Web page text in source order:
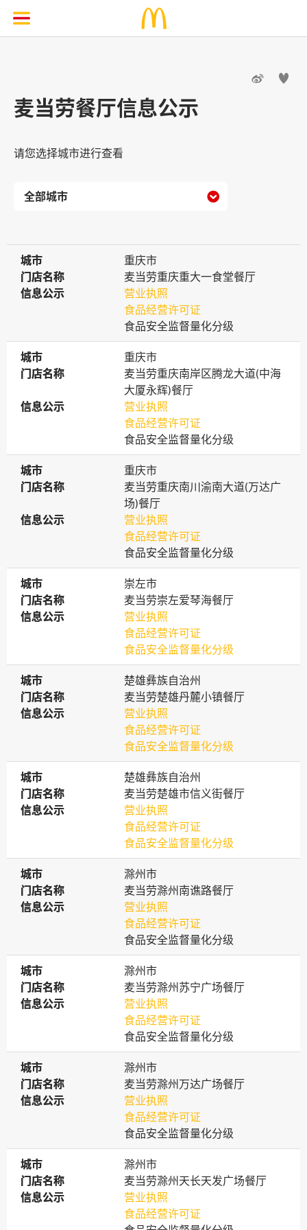
 
麦当劳餐厅信息公示
请您选择城市进行查看

城市
城市
重庆市
门店名称
门店名称
麦当劳重庆重大一食堂餐厅
信息公示
信息公示
营业执照
食品经营许可证
食品安全监督量化分级
城市
城市
重庆市
门店名称
门店名称
麦当劳重庆南岸区腾龙大道(中海
大厦永辉)餐厅
信息公示
信息公示
营业执照
食品经营许可证
食品安全监督量化分级
城市
城市
重庆市
门店名称
门店名称
麦当劳重庆南川渝南大道(万达广
场)餐厅
信息公示
信息公示
营业执照
食品经营许可证
食品安全监督量化分级
城市
城市
崇左市
门店名称
门店名称
麦当劳崇左爱琴海餐厅
信息公示
信息公示
营业执照
食品经营许可证
食品安全监督量化分级
城市
城市
楚雄彝族自治州
门店名称
门店名称
麦当劳楚雄丹麓小镇餐厅
信息公示
信息公示
营业执照
食品经营许可证
食品安全监督量化分级
城市
城市
楚雄彝族自治州
门店名称
门店名称
麦当劳楚雄市信义街餐厅
信息公示
信息公示
营业执照
食品经营许可证
食品安全监督量化分级
城市
城市
滁州市
门店名称
门店名称
麦当劳滁州南谯路餐厅
信息公示
信息公示
营业执照
食品经营许可证
食品安全监督量化分级
城市
城市
滁州市
门店名称
门店名称
麦当劳滁州苏宁广场餐厅
信息公示
信息公示
营业执照
食品经营许可证
食品安全监督量化分级
城市
城市
滁州市
门店名称
门店名称
麦当劳滁州万达广场餐厅
信息公示
信息公示
营业执照
食品经营许可证
食品安全监督量化分级
城市
城市
滁州市
门店名称
门店名称
麦当劳滁州天长天发广场餐厅
信息公示
信息公示
营业执照
食品经营许可证